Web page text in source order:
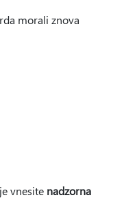
morali znova
vnesite nadzorna